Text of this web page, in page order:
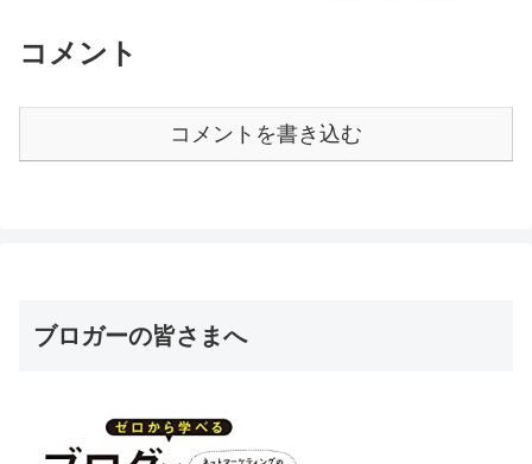
コメント
コメントを書き込む
ブロガーの皆さまへ